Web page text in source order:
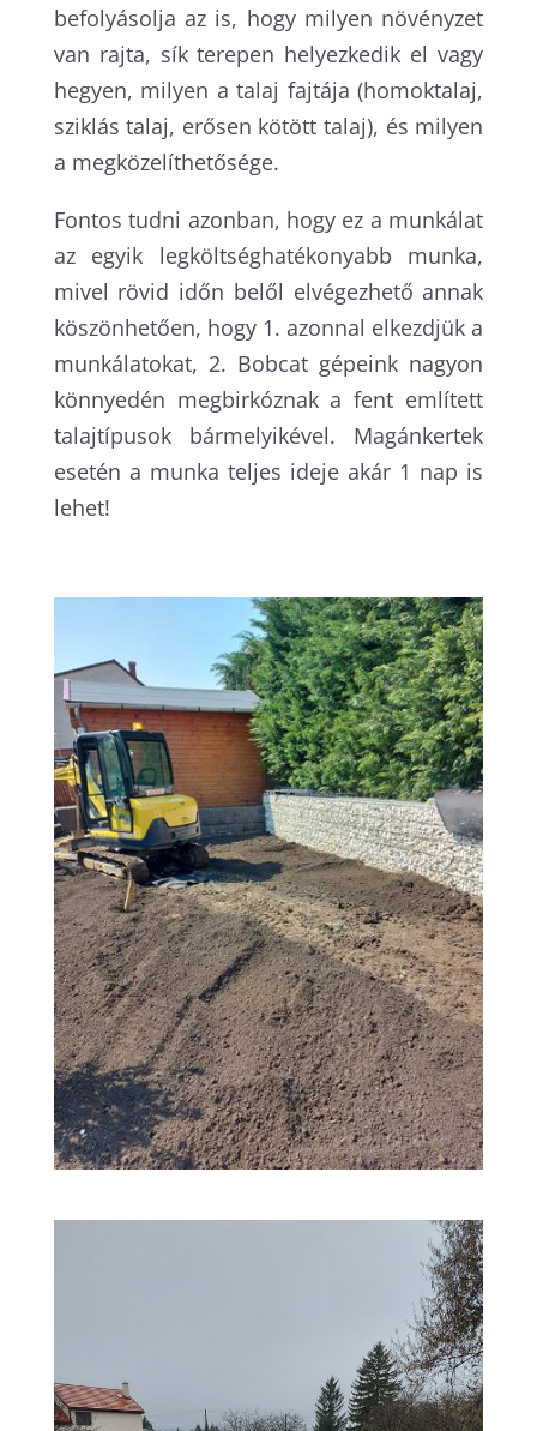
befolyásolja az is, hogy milyen növényzet
van rajta, sík terepen helyezkedik el vagy
hegyen, milyen a talaj fajtája (homoktalaj,
sziklás talaj, erősen kötött talaj), és milyen
a megközelíthetősége.
Fontos tudni azonban, hogy ez a munkálat
az egyik legköltséghatékonyabb munka,
mivel rövid időn belől elvégezhető annak
köszönhetően, hogy 1. azonnal elkezdjük a
munkálatokat, 2. Bobcat gépeink nagyon
könnyedén megbirkóznak a fent említett
talajtípusok bármelyikével. Magánkertek
esetén a munka teljes ideje akár 1 nap is
lehet!